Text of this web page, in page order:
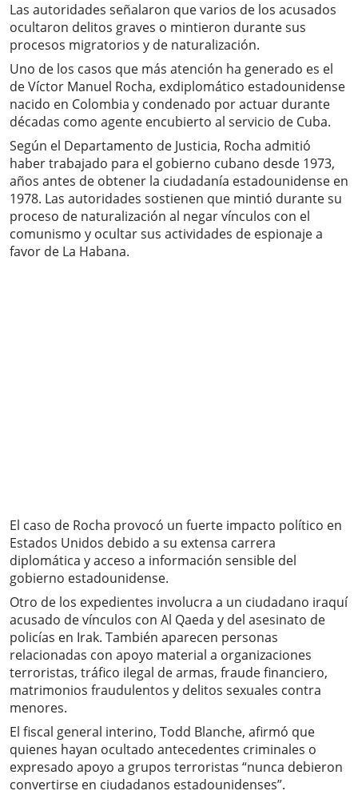
Las autoridades señalaron que varios de los acusados
ocultaron delitos graves o mintieron durante sus
procesos migratorios y de naturalización.
Uno de los casos que más atención ha generado es el
de Víctor Manuel Rocha, exdiplomático estadounidense
nacido en Colombia y condenado por actuar durante
décadas como agente encubierto al servicio de Cuba.
Según el Departamento de Justicia, Rocha admitió
haber trabajado para el gobierno cubano desde 1973,
años antes de obtener la ciudadanía estadounidense en
1978. Las autoridades sostienen que mintió durante su
proceso de naturalización al negar vínculos con el
comunismo y ocultar sus actividades de espionaje a
favor de La Habana.
El caso de Rocha provocó un fuerte impacto político en
Estados Unidos debido a su extensa carrera
diplomática y acceso a información sensible del
gobierno estadounidense.
Otro de los expedientes involucra a un ciudadano iraquí
acusado de vínculos con Al Qaeda y del asesinato de
policías en Irak. También aparecen personas
relacionadas con apoyo material a organizaciones
terroristas, tráfico ilegal de armas, fraude financiero,
matrimonios fraudulentos y delitos sexuales contra
menores.
El fiscal general interino, Todd Blanche, afirmó que
quienes hayan ocultado antecedentes criminales o
expresado apoyo a grupos terroristas “nunca debieron
convertirse en ciudadanos estadounidenses”.